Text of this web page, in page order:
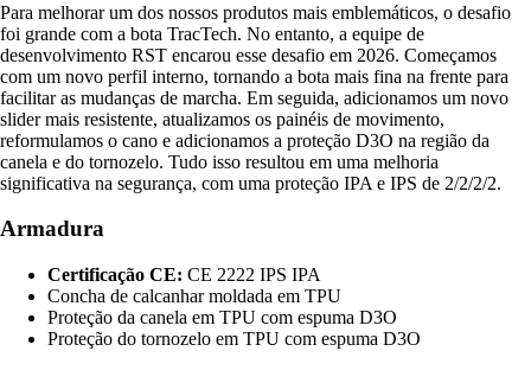
Para melhorar um dos nossos produtos mais emblemáticos, o desafio
foi grande com a bota TracTech. No entanto, a equipe de
desenvolvimento RST encarou esse desafio em 2026. Começamos
com um novo perfil interno, tornando a bota mais fina na frente para
facilitar as mudanças de marcha. Em seguida, adicionamos um novo
slider mais resistente, atualizamos os painéis de movimento,
reformulamos o cano e adicionamos a proteção D3O na região da
canela e do tornozelo. Tudo isso resultou em uma melhoria
significativa na segurança, com uma proteção IPA e IPS de 2/2/2/2.
Armadura
Certificação CE: CE 2222 IPS IPA
Concha de calcanhar moldada em TPU
Proteção da canela em TPU com espuma D3O
Proteção do tornozelo em TPU com espuma D3O